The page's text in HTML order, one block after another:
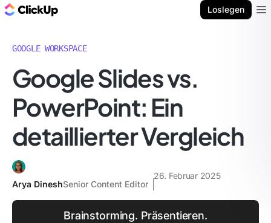
Loslegen
GOOGLE WORKSPACE
Google Slides vs.
PowerPoint: Ein
detaillierter Vergleich
Arya DineshSenior Content Editor
26. Februar 2025
Brainstorming. Präsentieren.